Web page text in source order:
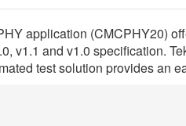
application (CMCPHY20)
v1.1 and v1.0 specification.
test solution provides an